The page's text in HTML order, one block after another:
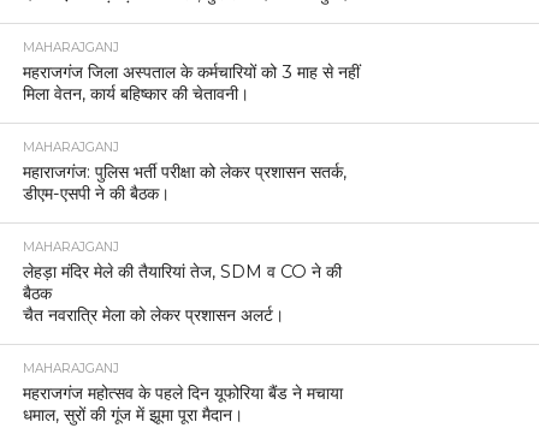
MAHARAJGANJ
महराजगंज जिला अस्पताल के कर्मचारियों को 3 माह से नहीं
मिला वेतन, कार्य बहिष्कार की चेतावनी।
MAHARAJGANJ
महाराजगंज: पुलिस भर्ती परीक्षा को लेकर प्रशासन सतर्क,
डीएम-एसपी ने की बैठक।
MAHARAJGANJ
लेहड़ा मंदिर मेले की तैयारियां तेज, SDM व CO ने की
बैठक
चैत नवरात्रि मेला को लेकर प्रशासन अलर्ट।
MAHARAJGANJ
महराजगंज महोत्सव के पहले दिन यूफोरिया बैंड ने मचाया
धमाल, सुरों की गूंज में झूमा पूरा मैदान।